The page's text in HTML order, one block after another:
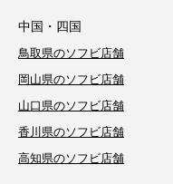
中国・四国
鳥取県のソフビ店舗
岡山県のソフビ店舗
山口県のソフビ店舗
香川県のソフビ店舗
高知県のソフビ店舗